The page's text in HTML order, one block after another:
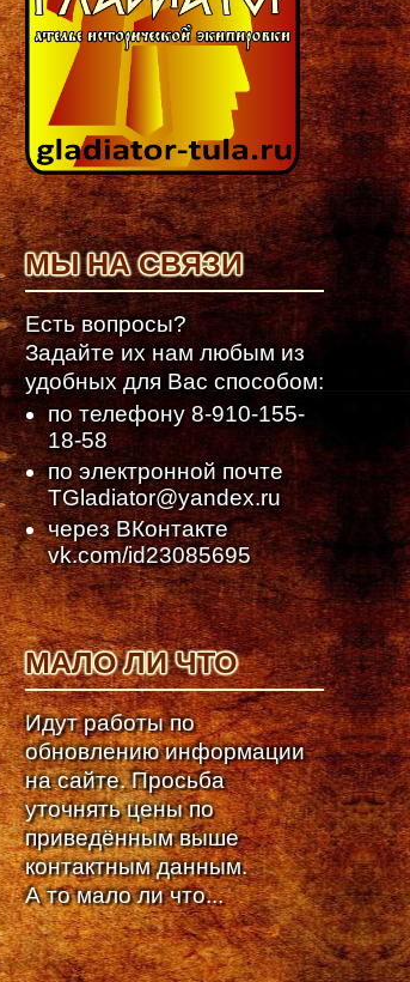
МЫ НА СВЯЗИ
Есть вопросы?
Задайте их нам любым из
удобных для Вас способом:
по телефону8-910-155-
18-58
по электронной почте
TGladiator@yandex.ru
через ВКонтакте
vk.com/id23085695
МАЛО ЛИ ЧТО
Идут работы по
обновлению информации
на сайте. Просьба
уточнять цены по
приведённым выше
контактным данным.
А то мало ли что...